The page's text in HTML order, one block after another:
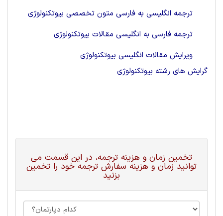
ترجمه انگلیسی به فارسی متون تخصصی بيوتكنولوژی
ترجمه فارسی به انگلیسی مقالات بيوتكنولوژی
ویرایش مقالات انگلیسی بيوتكنولوژی
گرایش های رشته بيوتكنولوژی
تخمین زمان و هزینه ترجمه، در این قسمت می
توانید زمان و هزینه سفارش ترجمه خود را تخمین
بزنید